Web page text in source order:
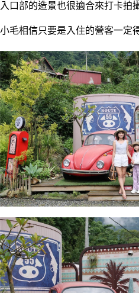
入口部的造景也很適合來打卡拍
小毛相信只要是入住的營客一定